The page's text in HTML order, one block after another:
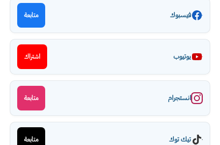
فيسبوك متابعة
يوتيوب اشتراك
انستجرام متابعة
تيك توك متابعة